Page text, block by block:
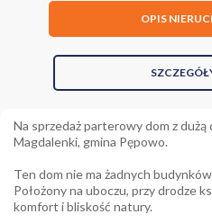
OPIS
Na sprzedaż parterowy dom z dużą
Magdalenki, gmina Pępowo.
Ten dom nie ma żadnych
Położony na uboczu, przy drodze
komfort i bliskość natury.